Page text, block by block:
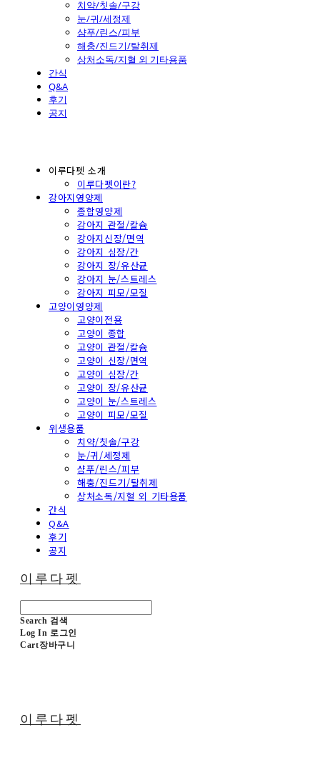
치약/칫솔/구강
눈/귀/세정제
샴푸/린스/피부
해충/진드기/탈취제
상처소독/지혈 외 기타용품
간식
Q&A
후기
공지
이루다펫 소개
이루다펫이란?
강아지영양제
종합영양제
강아지 관절/칼슘
강아지신장/면역
강아지 심장/간
강아지 장/유산균
강아지 눈/스트레스
강아지 피모/모질
고양이영양제
고양이전용
고양이 종합
고양이 관절/칼슘
고양이 신장/면역
고양이 심장/간
고양이 장/유산균
고양이 눈/스트레스
고양이 피모/모질
위생용품
치약/칫솔/구강
눈/귀/세정제
샴푸/린스/피부
해충/진드기/탈취제
상처소독/지혈 외 기타용품
간식
Q&A
후기
공지
이루다펫
Search 검색
Log In 로그인
Cart장바구니
이루다펫